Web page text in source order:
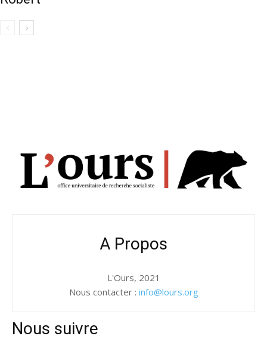
A Propos
L'Ours, 2021
Nous contacter : info@lours.org
Nous suivre